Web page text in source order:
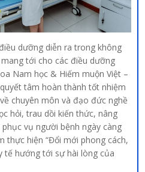
dưỡng diễn ra trong không
tới cho các điều dưỡng
Nam học & Hiếm muộn Việt –
tâm hoàn thành tốt nhiệm
chuyên môn và đạo đức nghề
hỏi, trau dồi kiến thức, nâng
vụ người bệnh ngày càng
thực hiện “Đổi mới phong cách,
tế hướng tới sự hài lòng của